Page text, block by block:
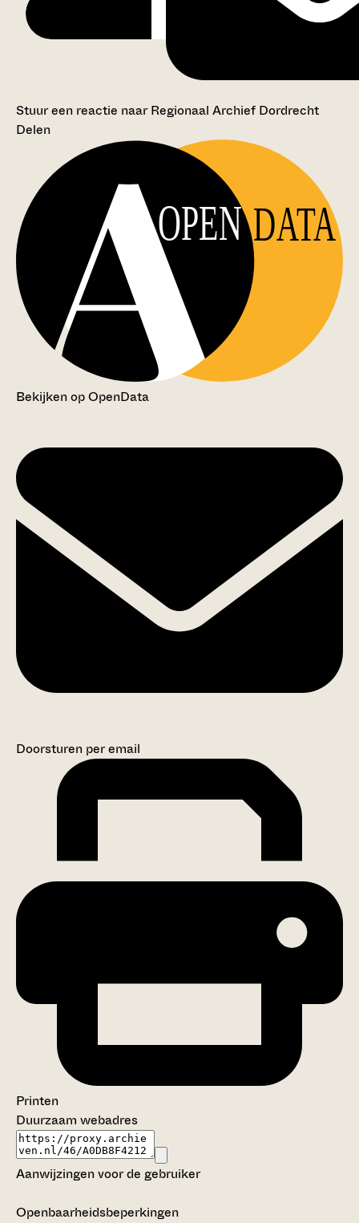
Stuur een reactie naar Regionaal Archief Dordrecht
Delen
OPEN DATA
Bekijken op OpenData
Doorsturen per email
Printen
Duurzaam webadres
Aanwijzingen voor de gebruiker
Openbaarheidsbeperkingen